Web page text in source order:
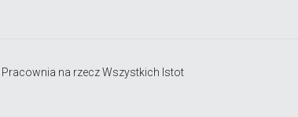
na rzecz Wszystkich Istot